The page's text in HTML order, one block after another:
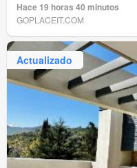
Hace 19 horas 40 minutos
GOPLACEIT.COM
Actualizado